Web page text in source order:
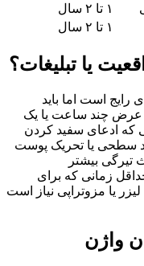
۱ تا ۲ سال
۱ تا ۲ سال
یا تبلیغات؟
است اما باید
عرض چند ساعت یا یک
که ادعای سفید کردن
سطحی یا تحریک پوست
تیرگی بیشتر
زمانی که برای
یا مزوتراپی نیاز است
واژن